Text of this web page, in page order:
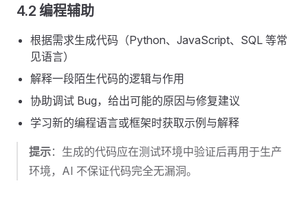
4.2 编程辅助
根据需求生成代码（Python、JavaScript、SQL 等常
见语言）
解释一段陌生代码的逻辑与作用
协助调试 Bug，给出可能的原因与修复建议
学习新的编程语言或框架时获取示例与解释
提示：生成的代码应在测试环境中验证后再用于生产
环境，AI 不保证代码完全无漏洞。